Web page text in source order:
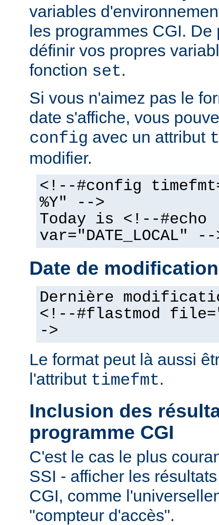
variables
les programmes CGI.
définir vos propres
fonction set.
Si vous n'aimez pas le
date s'affiche, vous
config avec un attribut
modifier.
<!--#config
%Y" -->
Today is <!--#echo
var="DATE_LOCAL" --
Date de
Dernière
<!--#flastmod
->
Le format peut là aussi
l'attribut timefmt.
Inclusion des
programme CGI
C'est le cas le plus
SSI - afficher les
CGI, comme
"compteur d'accès".